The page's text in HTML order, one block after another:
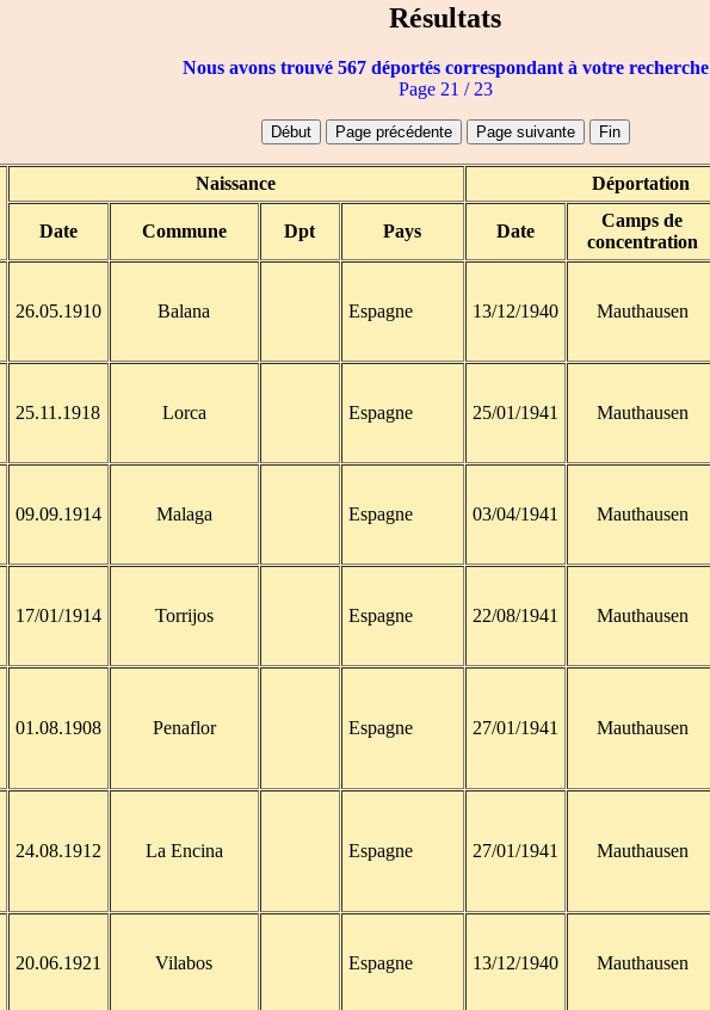
Résultats
Nous avons trouvé 567 déportés correspondant à votre recherche
Page 21 / 23
Naissance Déportation
Date
Commune Dpt Pays Date
Camps de
concentration
26.05.1910 Balana Espagne 13/12/1940 Mauthausen
25.11.1918 Lorca Espagne 25/01/1941 Mauthausen
09.09.1914 Malaga Espagne 03/04/1941 Mauthausen
17/01/1914 Torrijos Espagne 22/08/1941 Mauthausen
01.08.1908 Penaflor Espagne 27/01/1941 Mauthausen
24.08.1912 La Encina Espagne 27/01/1941 Mauthausen
20.06.1921 Vilabos Espagne 13/12/1940 Mauthausen